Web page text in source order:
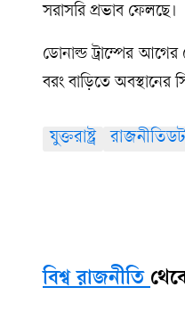
সরাসরি প্রভাব ফেলছে।
ডোনাল্ড ট্রাম্পের
বরং বাড়িতে অবস্থানের
যুক্তরাষ্ট্র
বিশ্ব রাজনীতি